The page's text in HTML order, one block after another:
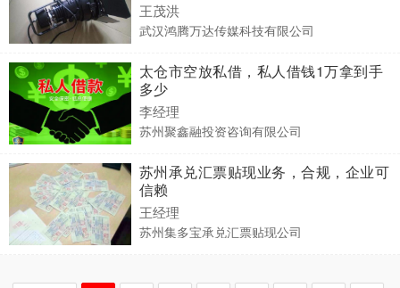
王茂洪
武汉鸿腾万达传媒科技有限公司
太仓市空放私借，私人借钱1万拿到手
多少
李经理
苏州聚鑫融投资咨询有限公司
苏州承兑汇票贴现业务，合规，企业可
信赖
王经理
苏州集多宝承兑汇票贴现公司